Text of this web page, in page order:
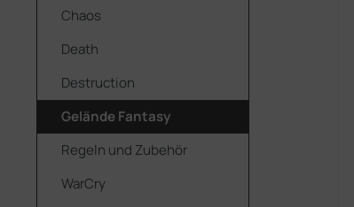
Chaos
Death
Destruction
Gelände Fantasy
Regeln und Zubehör
WarCry